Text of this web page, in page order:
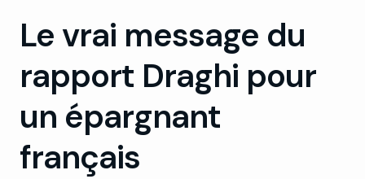
Le vrai message du
rapport Draghi pour
un épargnant
français